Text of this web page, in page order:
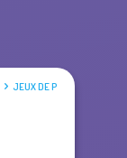
JEUX DE PLATEFORME